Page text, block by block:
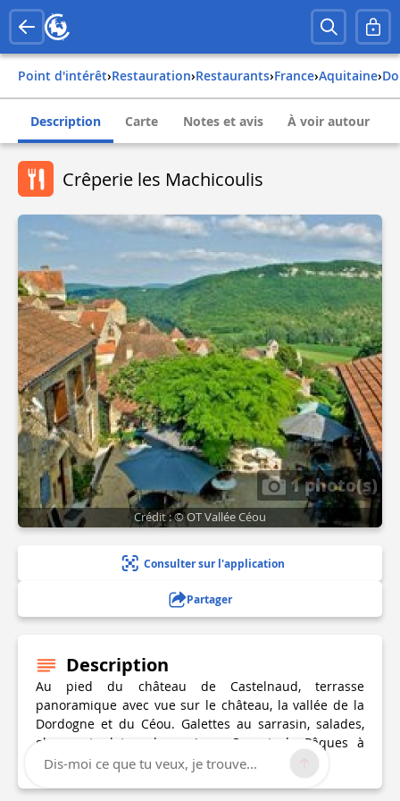
Point d'intérêt› Restauration› Restaurants› france› aquitaine›
Description Carte Notes et avis À voir autour
Crêperie les Machicoulis
1 photo(s)
Crédit : © OT Vallée Céou
Consulter sur l'application
Partager
Description
Au pied du château de Castelnaud, terrasse
panoramique avec vue sur le château, la vallée de la
Dordogne et du Céou. Galettes au sarrasin, salades,
glaces et plats selon saison. Ouvert de Pâques à
Toussaint.
Dis-moi ce que tu veux, je trouve...